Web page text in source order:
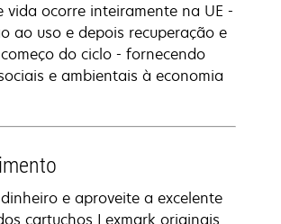
vida ocorre inteiramente na UE -
ao uso e depois recuperação e
do ciclo - fornecendo
e ambientais à economia
e aproveite a excelente
cartuchos Lexmark originais.